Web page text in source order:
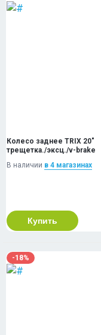
Колесо заднее TRIX 20"
трещетка./эксц./v-brake
В наличии в 4 магазинах
Купить
-18%